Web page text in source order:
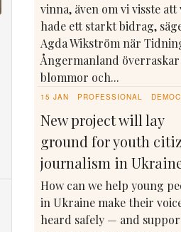
vinna, även om vi visste att
hade ett starkt bidrag,
Agda Wikström när
Ångermanland överraskar
blommor och...
15 JAN PROFESSIONAL
New project will lay
ground for youth
journalism in
How can we help young
in Ukraine make their
heard safely — and